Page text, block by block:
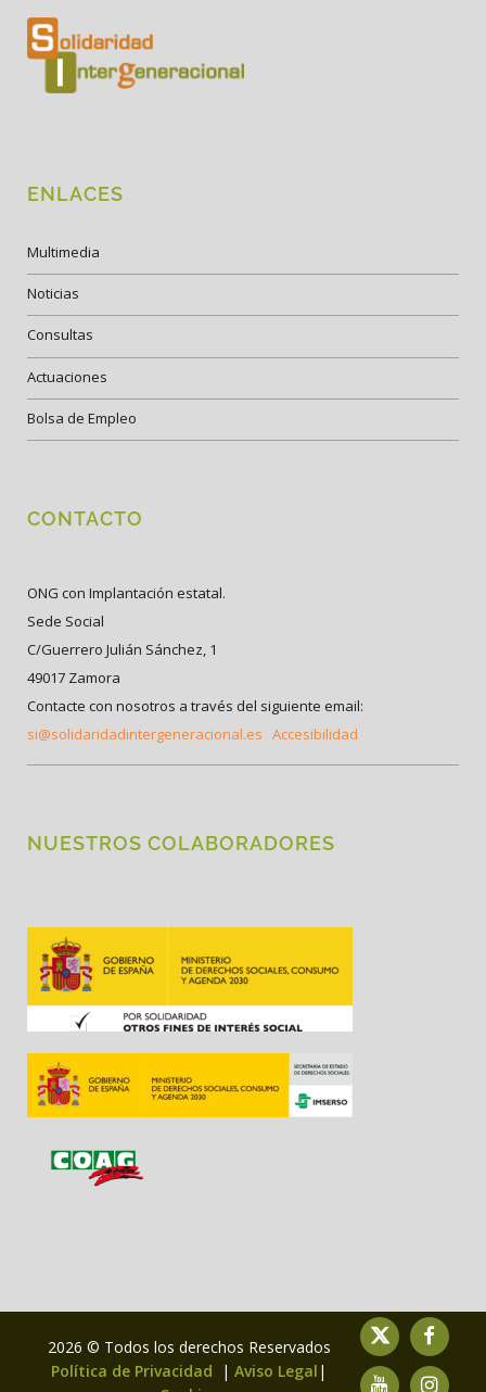
ENLACES
Multimedia
Noticias
Consultas
Actuaciones
Bolsa de Empleo
CONTACTO
ONG con Implantación estatal.
Sede Social
C/Guerrero Julián Sánchez, 1
49017 Zamora
Contacte con nosotros a través del siguiente email:
si@solidaridadintergeneracional.es Accesibilidad
NUESTROS COLABORADORES
2026 © Todos los derechos Reservados
Política de Privacidad
| Aviso Legal |